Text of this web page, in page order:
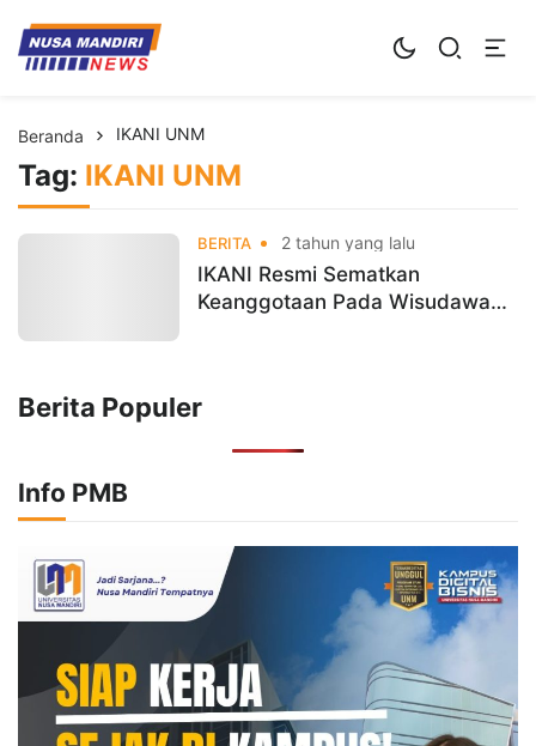
Kampus Digital Bisnis
Universitas Nusa Mandiri
Beranda IKANI UNM
Tag: IKANI UNM
BERITA 2 tahun yang lalu
IKANI Resmi Sematkan
Keanggotaan Pada Wisudawan
Berita Populer
Info PMB